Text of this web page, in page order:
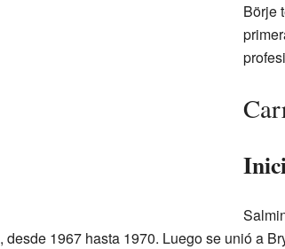
Börje
desde 1967 hasta 1970. Luego se unió a